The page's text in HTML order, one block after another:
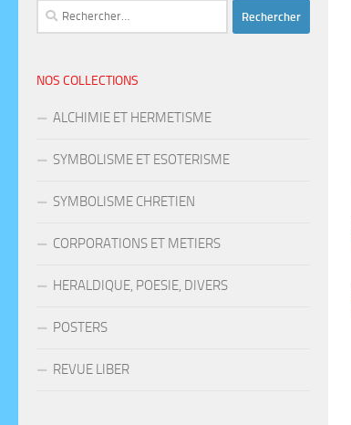
Rechercher :
NOS COLLECTIONS
ALCHIMIE ET HERMETISME
SYMBOLISME ET ESOTERISME
SYMBOLISME CHRETIEN
CORPORATIONS ET METIERS
HERALDIQUE, POESIE, DIVERS
POSTERS
REVUE LIBER